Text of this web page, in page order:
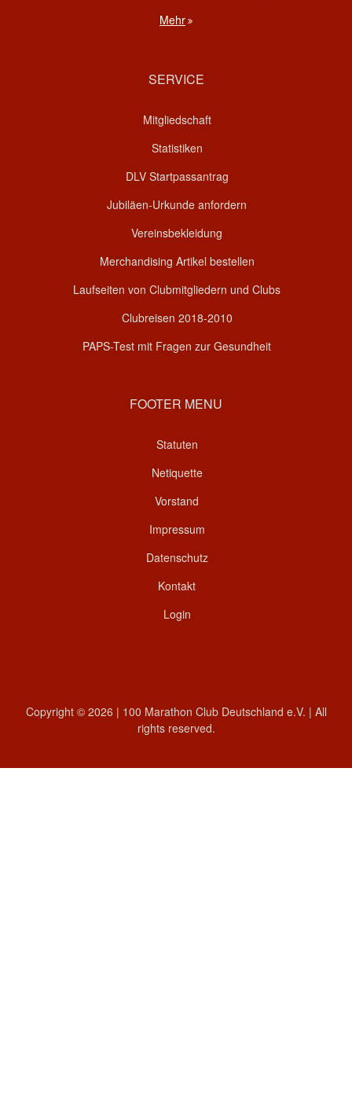
Mehr
SERVICE
Mitgliedschaft
Statistiken
DLV Startpassantrag
Jubiläen-Urkunde anfordern
Vereinsbekleidung
Merchandising Artikel bestellen
Laufseiten von Clubmitgliedern und Clubs
Clubreisen 2018-2010
PAPS-Test mit Fragen zur Gesundheit
FOOTER MENU
Statuten
Netiquette
Vorstand
Impressum
Datenschutz
Kontakt
Login
Copyright © 2026 | 100 Marathon Club Deutschland e.V. | All
rights reserved.